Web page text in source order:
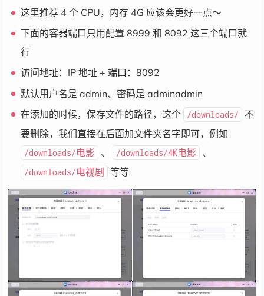
这里推荐 4 个 CPU，内存 4G 应该会更好一点～
下面的容器端口只用配置 8999 和 8092 这三个端口就
行
访问地址：IP 地址 + 端口：8092
默认用户名是 admin、密码是 adminadmin
在添加的时候，保存文件的路径，这个
/downloads/
不
要删除，我们直接在后面加文件夹名字即可，例如
/downloads/电影 、 /downloads/4K电影 、
/downloads/电视剧 等等